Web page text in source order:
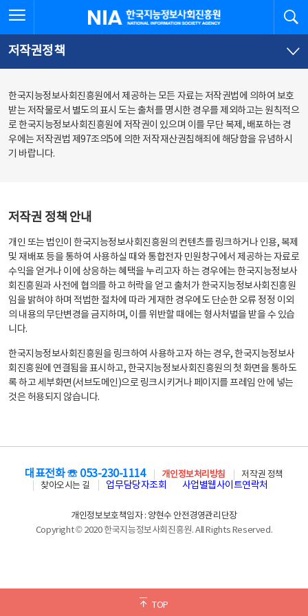
문
로
가
체
뉴
바
가
한국지능정보사회진흥원
저작권정책
한국지능정보사회진흥원에서 제공하는 모든 자료는 저작권법에 의하여 보호
받는 저작물로서 별도의 표시 도는 출처를 명시한 경우를 제외하고는 원칙적으
로 한국지능정보사회진흥원에 저작권이 있으며 이를 무단 복제, 배포하는 경
우에는 저작권법 제97조의5에 의한 저작재산권침해죄에 해당함을 유념하시
기 바랍니다.
저작권 정책 안내
개인 또는 법인이 한국지능정보사회진흥원의 컨텐츠를 링크하거나 인용, 복제
및 재배포 등을 통하여 사용하실 때와 통합전자 민원창구에서 제공하는 자료로
수익을 얻거나 이에 상응하는 혜택을 누리고자 하는 경우에는 한국지능정보사
회진흥원과 사전에 협의를 하고 허락을 얻고 출처가 한국지능정보사회진흥원
임을 밝혀야 하며 적법한 절차에 따라 게재한 경우에도 단순한 오류 정정 이외
의 내용의 무단변경을 금지하며, 이를 위반할 때에는 형사처벌을 받을 수 있습
니다.
한국지능정보사회진흥원을 링크하여 사용하고자 하는 경우, 한국지능정보사
회진흥원에 연결됨을 표시하고, 한국지능정보사회진흥원의 첫 화면을 통하도
록 하고 세부화면(서브도메인)으로 링크시키거나 페이지를 프레임 안에 넣는
것은 허용되지 않습니다.
TOP
대표전화 ☏ 053-230-1114 개인정보처리방침
저작권 정책
찾아오시는 길
업무담당자조회 사업별웹사이트연락처
개인정보보호책임자 : 양현수 안전경영관리단장
Copyright © 2020 한국지능정보사회진흥원. All Rights Reserved.